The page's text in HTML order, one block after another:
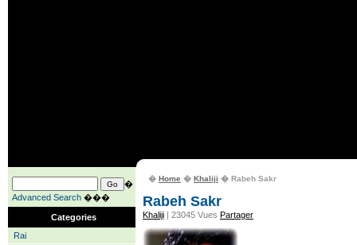
�
Advanced Search ���
Categories
Rai
� Home � Khaliji � Rabeh Sakr
Rabeh Sakr
Khaliji | 23045 Vues Partager